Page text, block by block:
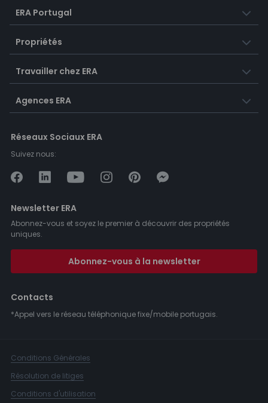
ERA Portugal
Propriétés
Travailler chez ERA
Agences ERA
Réseaux Sociaux ERA
Suivez nous:
Newsletter ERA
Abonnez-vous et soyez le premier à découvrir des propriétés
uniques.
Abonnez-vous à la newsletter
Contacts
*Appel vers le réseau téléphonique fixe/mobile portugais.
Conditions Générales
Résolution de litiges
Conditions d'utilisation